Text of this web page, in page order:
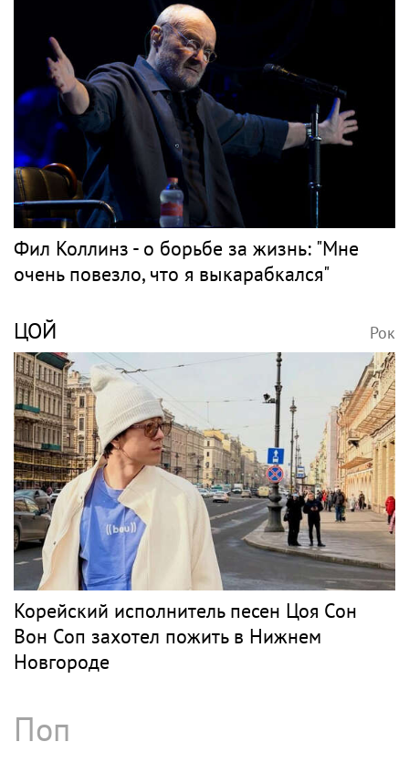
Фил Коллинз - о борьбе за жизнь: "Мне
очень повезло, что я выкарабкался"
ЦОЙ Рок
Корейский исполнитель песен Цоя Сон
Вон Соп захотел пожить в Нижнем
Новгороде
Поп